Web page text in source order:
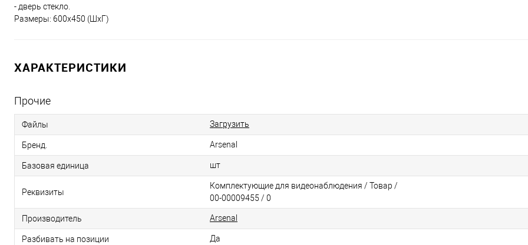
- дверь стекло.
Размеры: 600х450 (ШхГ)
ХАРАКТЕРИСТИКИ
Прочие
Файлы Загрузить
Бренд. Arsenal
Базовая единица шт
Реквизиты
Комплектующие для видеонаблюдения / Товар /
00-00009455 / 0
Производитель Arsenal
Разбивать на позиции Да